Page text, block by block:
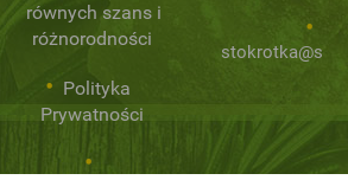
równych szans i
różnorodności
Polityka
Prywatności